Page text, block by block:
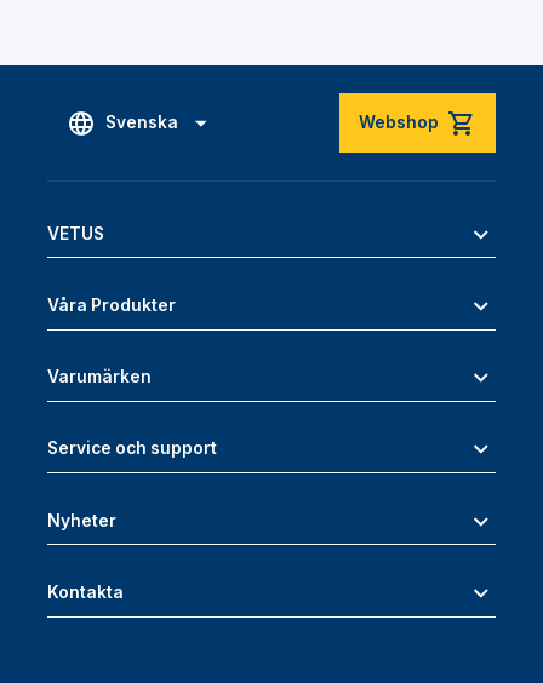
Svenska Webshop
VETUS
Våra Produkter
Varumärken
Service och support
Nyheter
Kontakta